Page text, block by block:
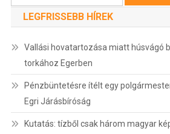
LEGFRISSEBB HÍREK
Vallási hovatartozása miatt húsvágó
torkához Egerben
Pénzbüntetésre ítélt egy
Egri Járásbíróság
Kutatás: tízből csak három magyar